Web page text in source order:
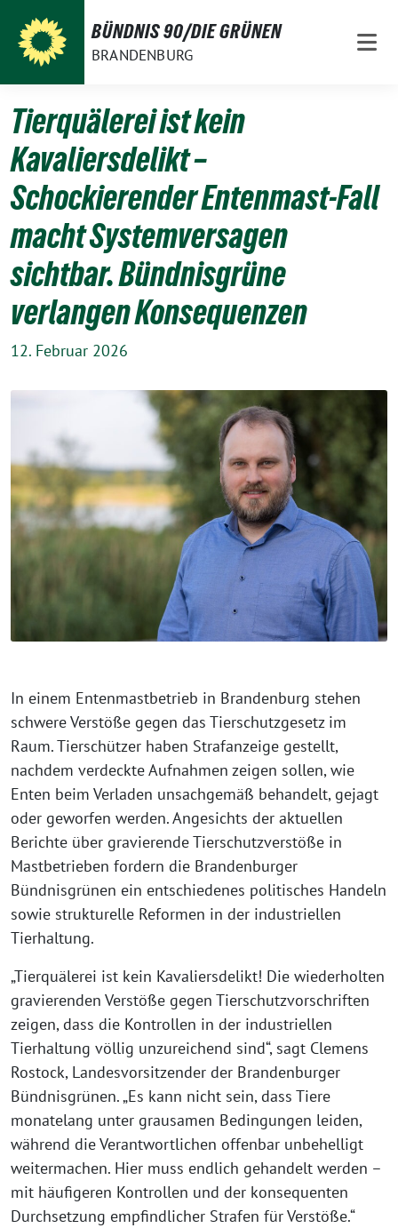
zum
Inhalt
BÜNDNIS 90/DIE GRÜNEN
BRANDENBURG
Tierquälerei ist kein
Kavaliersdelikt –
Schockierender Entenmast-Fall
macht Systemversagen
sichtbar. Bündnisgrüne
verlangen Konsequenzen
12. Februar 2026
In einem Entenmastbetrieb in Brandenburg stehen
schwere Verstöße gegen das Tierschutzgesetz im
Raum. Tierschützer haben Strafanzeige gestellt,
nachdem verdeckte Aufnahmen zeigen sollen, wie
Enten beim Verladen unsachgemäß behandelt, gejagt
oder geworfen werden. Angesichts der aktuellen
Berichte über gravierende Tierschutzverstöße in
Mastbetrieben fordern die Brandenburger
Bündnisgrünen ein entschiedenes politisches Handeln
sowie strukturelle Reformen in der industriellen
Tierhaltung.
„Tierquälerei ist kein Kavaliersdelikt! Die wiederholten
gravierenden Verstöße gegen Tierschutzvorschriften
zeigen, dass die Kontrollen in der industriellen
Tierhaltung völlig unzureichend sind“, sagt Clemens
Rostock, Landesvorsitzender der Brandenburger
Bündnisgrünen. „Es kann nicht sein, dass Tiere
monatelang unter grausamen Bedingungen leiden,
während die Verantwortlichen offenbar unbehelligt
weitermachen. Hier muss endlich gehandelt werden –
mit häufigeren Kontrollen und der konsequenten
Durchsetzung empfindlicher Strafen für Verstöße.“